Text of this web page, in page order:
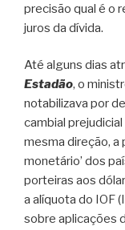
precisão qual é o
juros da dívida.
Até alguns dias
Estadão, o
notabilizava por
cambial
mesma direção, a
monetário’ dos
porteiras aos
a alíquota do IOF
sobre aplicações